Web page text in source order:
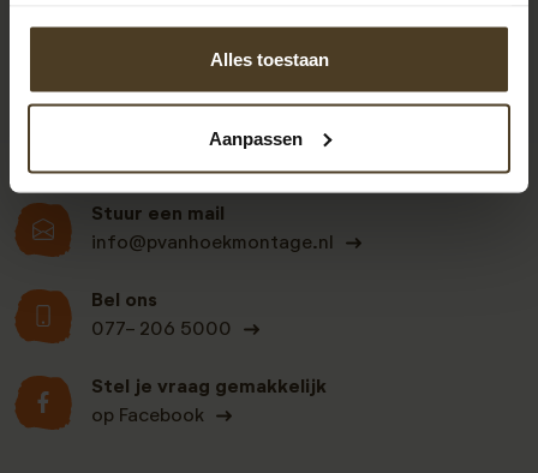
Alles toestaan
Aanpassen
Stuur een mail
info@pvanhoekmontage.nl
Bel ons
077- 206 5000
Stel je vraag gemakkelijk
op Facebook
Klanten beoordelen
beoordelingen